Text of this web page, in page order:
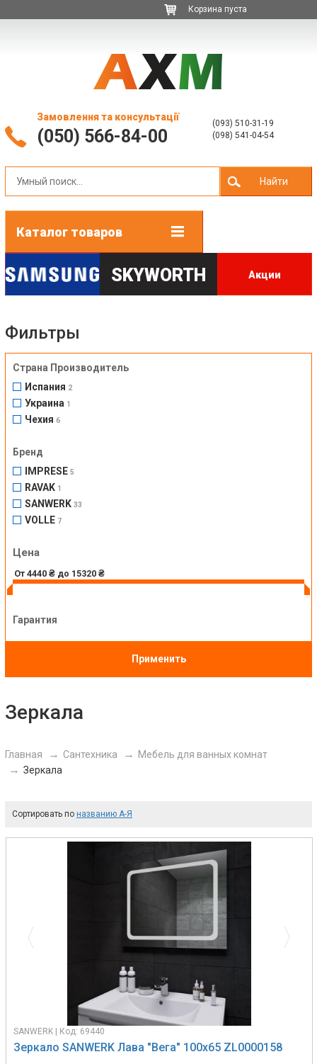
Корзина пуста
Замовлення та консультації
(050) 566-84-00
(093) 510-31-19
(098) 541-04-54
Найти
Каталог товаров
SKYWORTH Акции
Зеркала
Главная Сантехника
Мебель для ванных комнат
Зеркала
Сортировать по названию А-Я
SANWERK | Код: 69440
Зеркало SANWERK Лава "Вега" 100х65 ZL0000158
Фильтры
Страна Производитель
Испания 2
Украина 1
Чехия 6
Бренд
IMPRESE 5
RAVAK 1
SANWERK 33
VOLLE 7
Цена
Гарантия
Применить